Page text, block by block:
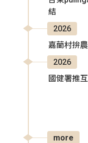
結
2026
嘉蘭村拚
2026
國健署推
more